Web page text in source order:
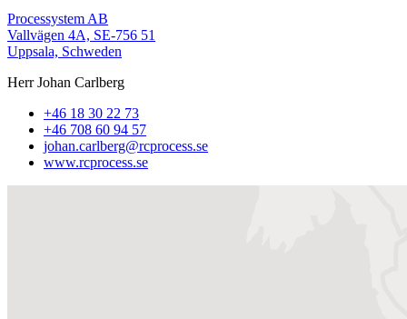
Processystem AB
Vallvägen 4A, SE‑756 51
Uppsala, Schweden
Herr Johan Carlberg
+46 18 30 22 73
+46 708 60 94 57
johan.carlberg@rcprocess.se
www.rcprocess.se